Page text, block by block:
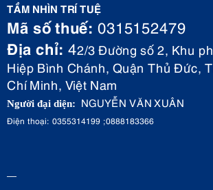
TẦM NHÌN TRÍ TUỆ
Mã số thuế: 0315152479
Địa chỉ: 42/3 Đường số 2, Khu
Hiệp Bình Chánh, Quận Thủ Đức,
Chí Minh, Việt Nam
Người đại diện: NGUYỄN VĂN XUÂN
Điện thoại: 0355314199 ;0888183366